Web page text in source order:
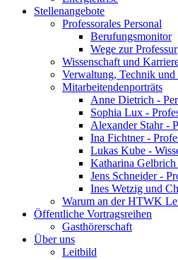
Stellenangebote
Professorales Personal
Berufungsmonitor
Wege zur Professur
Wissenschaft und
Verwaltung, Technik und
Mitarbeitendenporträts
Anne Dietrich -
Sophia Lux -
Alexander Stahr -
Ina Fichtner -
Lukas Kube -
Katharina Gelbrich
Jens Schneider -
Ines Wetzig und
Warum an der HTWK
Öffentliche Vortragsreihen
Gasthörerschaft
Über uns
Leitbild